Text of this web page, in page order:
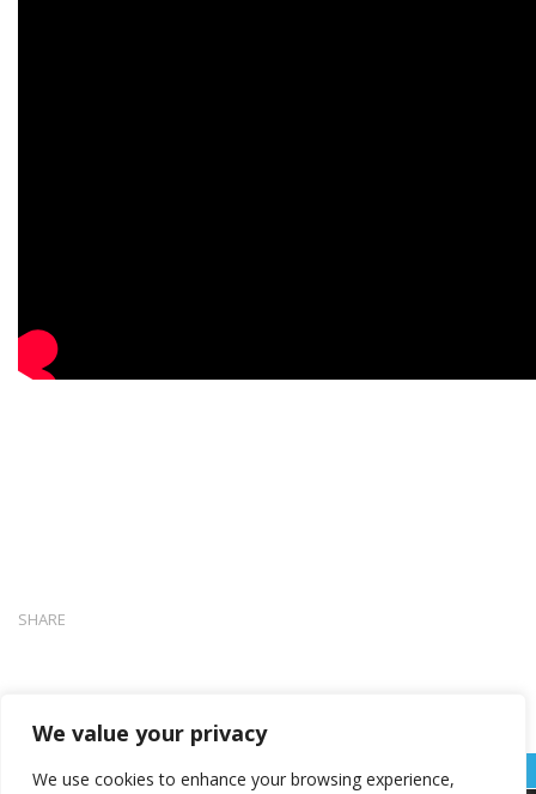
We value your privacy
We use cookies to enhance your browsing experience,
SHARE